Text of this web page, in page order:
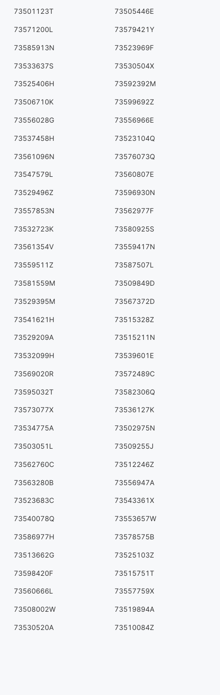
73501123T 73505446E
73571200L 73579421Y
73585913N 73523969F
73533637S 73530504X
73525406H 73592392M
73506710K 73599692Z
73556028G 73556966E
73537458H 73523104Q
73561096N 73576073Q
73547579L 73560807E
73529496Z 73596930N
73557853N 73562977F
73532723K 73580925S
73561354V 73559417N
73559511Z 73587507L
73581559M 73509849D
73529395M 73567372D
73541621H 73515328Z
73529209A 73515211N
73532099H 73539601E
73569020R 73572489C
73595032T 73582306Q
73573077X 73536127K
73534775A 73502975N
73503051L 73509255J
73562760C 73512246Z
73563280B 73556947A
73523683C 73543361X
73540078Q 73553657W
73586977H 73578575B
73513662G 73525103Z
73598420F 73515751T
73560666L 73557759X
73508002W 73519894A
73530520A 73510084Z